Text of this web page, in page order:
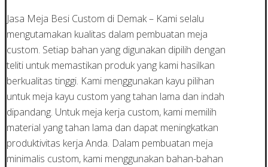
Jasa Meja Besi Custom di Demak – Kami selalu
mengutamakan kualitas dalam pembuatan meja
custom. Setiap bahan yang digunakan dipilih dengan
teliti untuk memastikan produk yang kami hasilkan
berkualitas tinggi. Kami menggunakan kayu pilihan
untuk meja kayu custom yang tahan lama dan indah
dipandang. Untuk meja kerja custom, kami memilih
material yang tahan lama dan dapat meningkatkan
produktivitas kerja Anda. Dalam pembuatan meja
minimalis custom, kami menggunakan bahan-bahan